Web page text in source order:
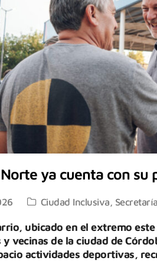
ya cuenta con su
Ciudad Inclusiva,
ubicado en el extremo
y vecinas de la ciudad de
actividades deportivas,